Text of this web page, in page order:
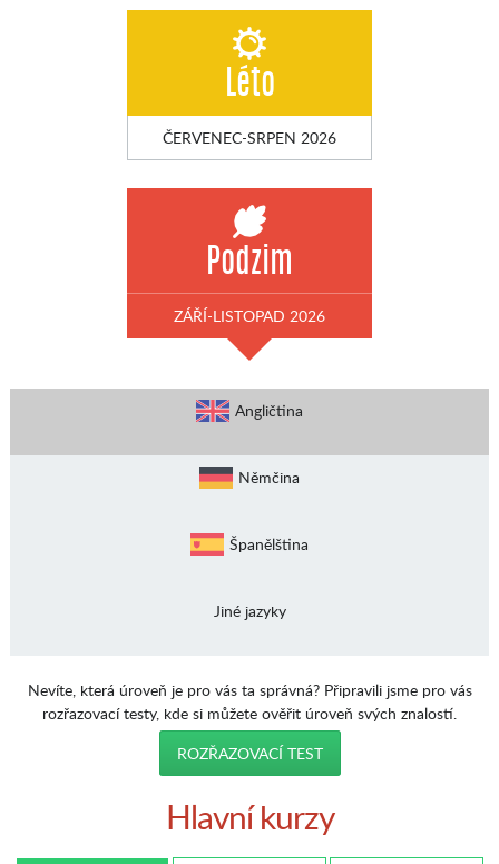
Léto
ČERVENEC-SRPEN 2026
Podzim
ZÁŘÍ-LISTOPAD 2026
Angličtina
Němčina
Španělština
Jiné jazyky
Nevíte, která úroveň je pro vás ta správná? Připravili jsme pro vás
rozřazovací testy, kde si můžete ověřit úroveň svých znalostí.
ROZŘAZOVACÍ TEST
Hlavní kurzy